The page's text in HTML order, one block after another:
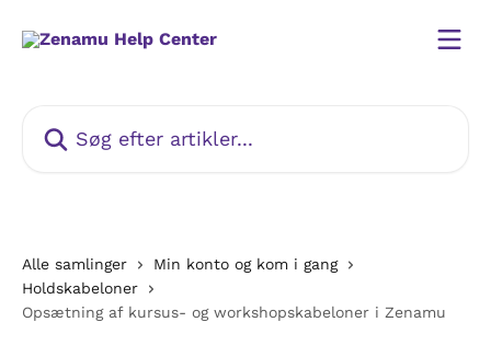
Alle samlinger
Min konto og kom i gang
Holdskabeloner
Opsætning af kursus- og workshopskabeloner i Zenamu